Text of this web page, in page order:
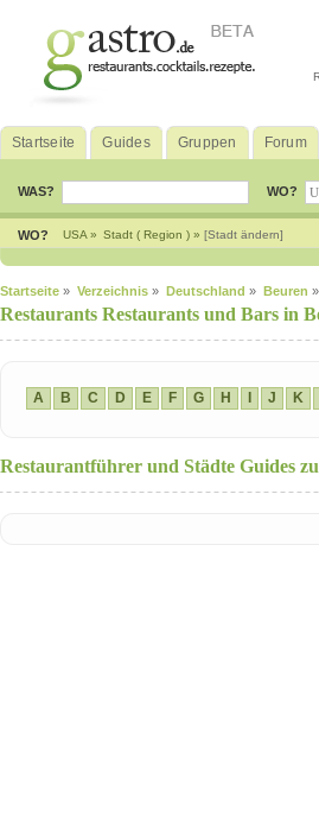
Startseite Guides Gruppen Forum
WAS? WO?
WO? USA » Stadt ( Region ) » [Stadt ändern]
Startseite » Verzeichnis » Deutschland » Beuren »
Restaurants Restaurants und Bars in
A B C D E F G H J K
Restaurantführer und Städte Guides